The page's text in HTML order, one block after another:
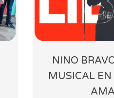
NINO
MUSICAL